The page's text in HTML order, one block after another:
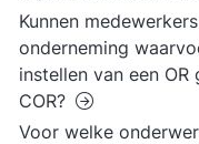
Kunnen
onderneming
instellen van een
COR?
Voor welke